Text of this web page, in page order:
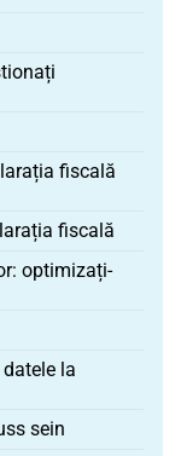
fiscală
fiscală
optimizați-
la
sein